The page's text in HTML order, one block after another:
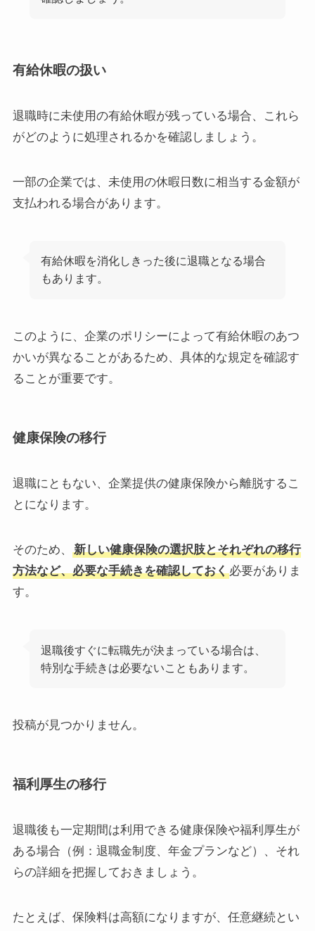
有給休暇の扱い
退職時に未使用の有給休暇が残っている場合、これら
がどのように処理されるかを確認しましょう。
一部の企業では、未使用の休暇日数に相当する金額が
支払われる場合があります。
有給休暇を消化しきった後に退職となる場合
もあります。
このように、企業のポリシーによって有給休暇のあつ
かいが異なることがあるため、具体的な規定を確認す
ることが重要です。
健康保険の移行
退職にともない、企業提供の健康保険から離脱するこ
とになります。
そのため、
新しい健康保険の選択肢とそれぞれの移行
方法など、必要な手続きを確認しておく必要がありま
す。
退職後すぐに転職先が決まっている場合は、
特別な手続きは必要ないこともあります。
投稿が見つかりません。
福利厚生の移行
退職後も一定期間は利用できる健康保険や福利厚生が
ある場合（例：退職金制度、年金プランなど）、それ
らの詳細を把握しておきましょう。
たとえば、保険料は高額になりますが、任意継続とい